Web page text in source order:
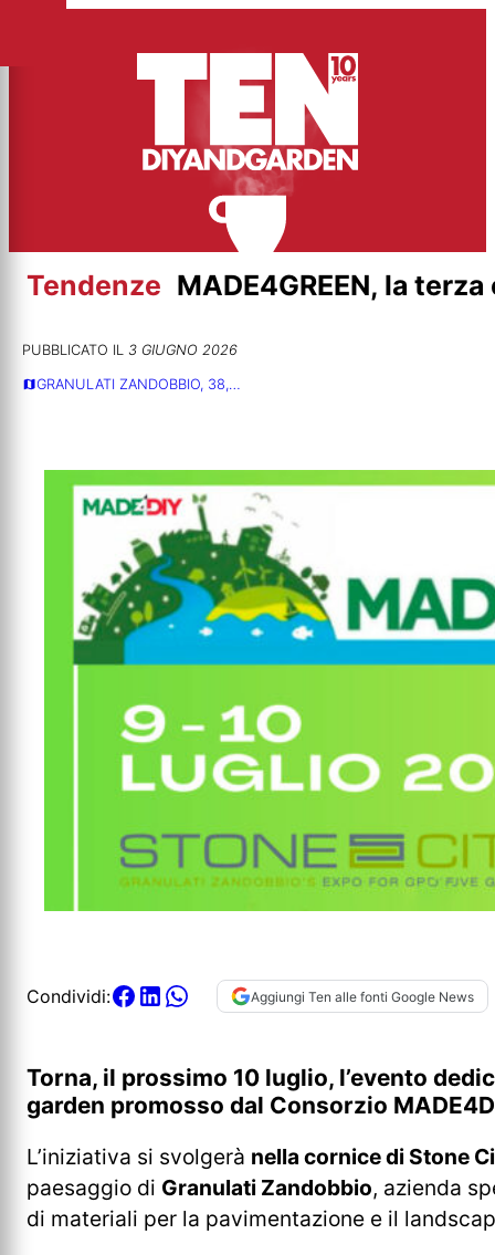
contenuto
Tendenze MADE4GREEN, la
PUBBLICATO IL 3 GIUGNO 2026
GRANULATI ZANDOBBIO, 38,…
Condividi: Aggiungi Ten alle fonti Google News
Torna, il prossimo 10 luglio, l’evento
garden promosso dal Consorzio
L’iniziativa si svolgerà nella cornice di Stone
paesaggio di Granulati Zandobbio, azienda
di materiali per la pavimentazione e il